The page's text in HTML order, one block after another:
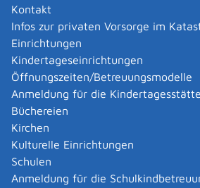
Kontakt
Infos zur privaten Vorsorge im
Einrichtungen
Kindertageseinrichtungen
Öffnungszeiten/Betreuungsmodelle
Anmeldung für die
Büchereien
Kirchen
Kulturelle Einrichtungen
Schulen
Anmeldung für die
Zurück
||